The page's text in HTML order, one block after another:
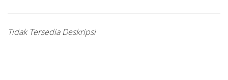
Tidak Tersedia Deskripsi